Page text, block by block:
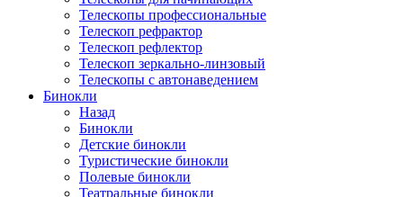
Телескопы профессиональные
Телескоп рефрактор
Телескоп рефлектор
Телескоп зеркально-линзовый
Телескопы с автонаведением
Бинокли
Назад
Бинокли
Детские бинокли
Туристические бинокли
Полевые бинокли
Театральные бинокли